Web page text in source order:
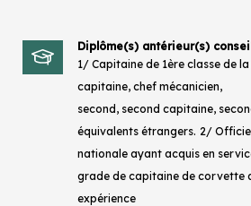
Diplôme(s) antérieur(s)
1/ Capitaine de 1ère classe de
capitaine, chef mécanicien,
second, second capitaine,
équivalents étrangers. 2/
nationale ayant acquis en
grade de capitaine de corvette
expérience